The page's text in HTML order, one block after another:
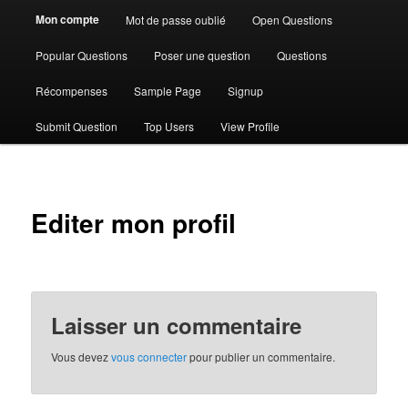
Mon compte Mot de passe oublié Open Questions
Popular Questions Poser une question Questions
Récompenses Sample Page Signup
Submit Question Top Users View Profile
Editer mon profil
Laisser un commentaire
Vous devezvous connecterpour publier un commentaire.